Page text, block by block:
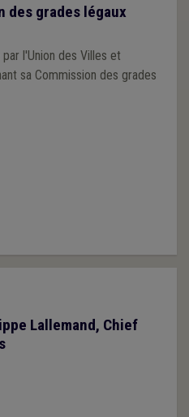
des grades légaux
l'Union des Villes et
sa Commission des grades
Lallemand, Chief